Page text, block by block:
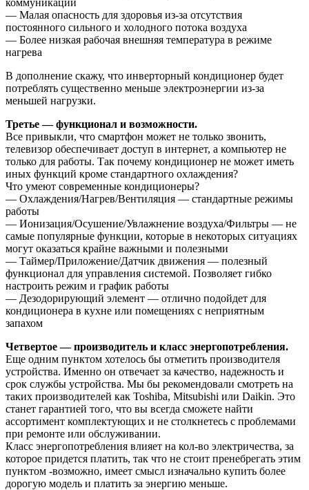
— Малая опасность для здоровья из-за отсутствия
постоянного сильного и холодного потока воздуха
— Более низкая рабочая внешняя температура в режиме
нагрева
В дополнение скажу, что инверторный кондиционер будет
потреблять существенно меньше электроэнергии из-за
меньшей нагрузки.
Третье — функционал и возможности.
Все привыкли, что смартфон может не только звонить,
телевизор обеспечивает доступ в интернет, а компьютер не
только для работы. Так почему кондиционер не может иметь
иных функций кроме стандартного охлаждения?
Что умеют современные кондиционеры?
— Охлаждения/Нагрев/Вентиляция — стандартные режимы
работы
— Ионизация/Осушение/Увлажнение воздуха/Фильтры — не
самые популярные функции, которые в некоторых ситуациях
могут оказаться крайне важными и полезными
— Таймер/Приложение/Датчик движения — полезный
функционал для управления системой. Позволяет гибко
настроить режим и график работы
— Дезодорирующий элемент — отлично подойдет для
кондиционера в кухне или помещениях с неприятным
запахом
Четвертое — производитель и класс энергопотребления.
Еще одним пунктом хотелось бы отметить производителя
устройства. Именно он отвечает за качество, надежность и
срок службы устройства. Мы бы рекомендовали смотреть на
таких производителей как Toshiba, Mitsubishi или Daikin. Это
станет гарантией того, что вы всегда сможете найти
ассортимент комплектующих и не столкнетесь с проблемами
при ремонте или обслуживании.
Класс энергопотребления влияет на кол-во электричества, за
которое придется платить, так что не стоит пренебрегать этим
пунктом -возможно, имеет смысл изначально купить более
дорогую модель и платить за энергию меньше.